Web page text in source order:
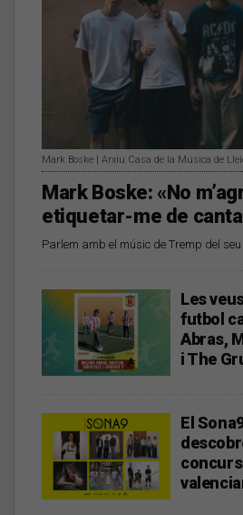
Mark Boske | Arxiu Casa de la Música de
Mark Boske: «No
etiquetar-me de
Parlem amb el músic de Tremp del seu
Les
futbol
Abras,
i The
El